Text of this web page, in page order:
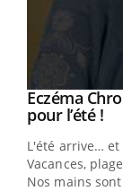
Youtube
Eczéma
pour l’été !
L'été arrive… et
Vacances,
Nos mains